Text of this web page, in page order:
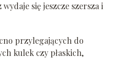
się jeszcze szersza i
przylegających do
kulek czy płaskich,